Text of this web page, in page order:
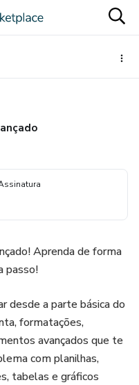
Aprenda de forma
passo!
desde a parte básica do
formatações,
avançados que te
com planilhas,
tabelas e gráficos